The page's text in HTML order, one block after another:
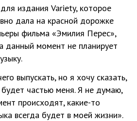
издания Variety, которое
дала на красной дорожке
фильма «Эмилия Перес»,
данный момент не планирует
выпускать, но я хочу сказать,
частью меня. Я не думаю,
происходят, какие-то
всегда будет в моей жизни».